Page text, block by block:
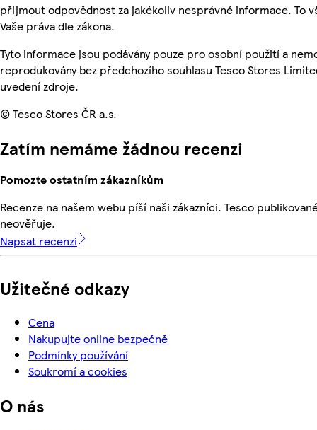
přijmout odpovědnost za jakékoliv nesprávné informace. To
Vaše práva dle zákona.
Tyto informace jsou podávány pouze pro osobní použití a
reprodukovány bez předchozího souhlasu Tesco Stores
uvedení zdroje.
© Tesco Stores ČR a.s.
Zatím nemáme žádnou recenzi
Pomozte ostatním zákazníkům
Recenze na našem webu píší naši zákazníci. Tesco
neověřuje.
Napsat recenzi
Užitečné odkazy
Cena
Nakupujte online bezpečně
Podmínky používání
Soukromí a cookies
O nás